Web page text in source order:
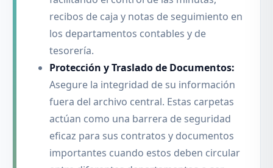
recibos de caja y notas de seguimiento en
los departamentos contables y de
tesorería.
Protección y Traslado de Documentos:
Asegure la integridad de su información
fuera del archivo central. Estas carpetas
actúan como una barrera de seguridad
eficaz para sus contratos y documentos
importantes cuando estos deben circular